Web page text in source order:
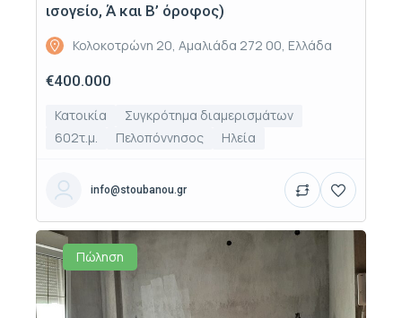
ισογείο, Ά και Β’ όροφος)
Κολοκοτρώνη 20, Αμαλιάδα 272 00, Ελλάδα
€400.000
Κατοικία
Συγκρότημα διαμερισμάτων
602τ.μ.
Πελοπόννησος Ηλεία
info@stoubanou.gr
Πώληση